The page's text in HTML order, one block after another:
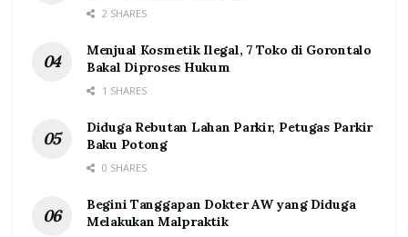
2 SHARES
Menjual Kosmetik Ilegal, 7 Toko di Gorontalo
Bakal Diproses Hukum
1 SHARES
Diduga Rebutan Lahan Parkir, Petugas Parkir
Baku Potong
0 SHARES
Begini Tanggapan Dokter AW yang Diduga
Melakukan Malpraktik